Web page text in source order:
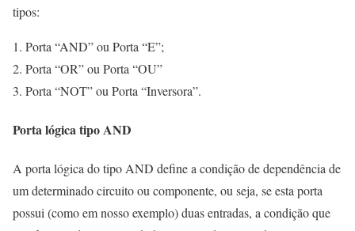
tipos:
Porta “AND” ou Porta “E”;
Porta “OR” ou Porta “OU”
Porta “NOT” ou Porta “Inversora”.
Porta lógica tipo AND
A porta lógica do tipo AND define a condição de dependência de
um determinado circuito ou componente, ou seja, se esta porta
possui (como em nosso exemplo) duas entradas, a condição que